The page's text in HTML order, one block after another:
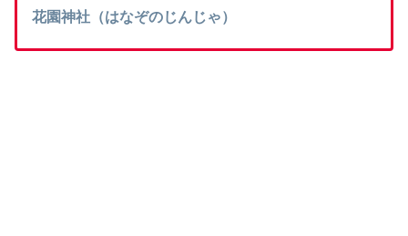
花園神社（はなぞのじんじゃ）